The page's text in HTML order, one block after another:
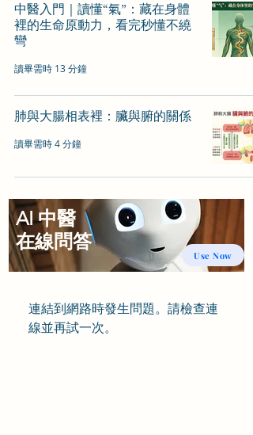
中醫入門｜讀懂“氣”：藏在身體
裡的生命原動力，看完秒懂不繞
彎
讀畢需時 13 分鐘
肺與大腸相表裡：臟與腑的關係
讀畢需時 4 分鐘
連結到網路時發生問題。請檢查連
線並再試一次。
Use Now
AI 中醫
​在線問答